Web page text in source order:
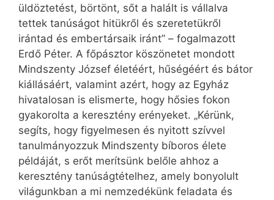
üldöztetést, börtönt, sőt a halált is vállalva
tettek tanúságot hitükről és szeretetükről
irántad és embertársaik iránt” – fogalmazott
Erdő Péter. A főpásztor köszönetet mondott
Mindszenty József életéért, hűségéért és bátor
kiállásáért, valamint azért, hogy az Egyház
hivatalosan is elismerte, hogy hősies fokon
gyakorolta a keresztény erényeket. „Kérünk,
segíts, hogy figyelmesen és nyitott szívvel
tanulmányozzuk Mindszenty bíboros élete
példáját, s erőt merítsünk belőle ahhoz a
keresztény tanúságtételhez, amely bonyolult
világunkban a mi nemzedékünk feladata és